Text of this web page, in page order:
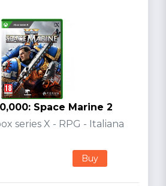
Space Marine 2
series X - RPG - Italiana
Buy